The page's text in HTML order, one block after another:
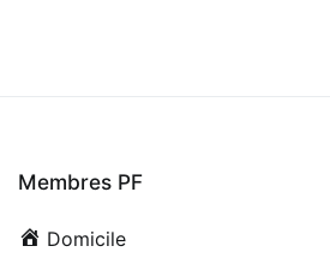
Membres PF
Domicile